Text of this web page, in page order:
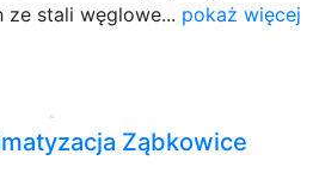
stali węglowe... pokaż więcej
Ząbkowice